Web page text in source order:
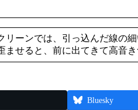
リーンでは、引っ込んだ線の細
ませると、前に出てきて高音き
Bluesky